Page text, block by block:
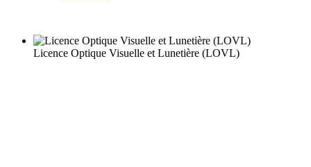
Licence Optique Visuelle et Lunetière (LOVL)